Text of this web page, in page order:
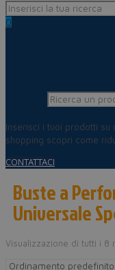
0
Inserisci i tuoi prodotti su
shopping scopri come
CONTATTACI
Buste a
Universale
Visualizzazione di tutti i 8